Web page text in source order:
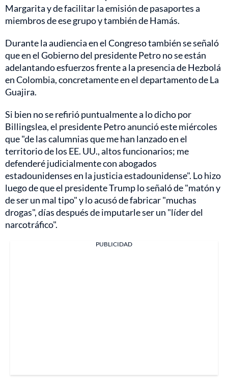
Margarita y de facilitar la emisión de pasaportes a
miembros de ese grupo y también de Hamás.
Durante la audiencia en el Congreso también se señaló
que en el Gobierno del presidente Petro no se están
adelantando esfuerzos frente a la presencia de Hezbolá
en Colombia, concretamente en el departamento de La
Guajira.
Si bien no se refirió puntualmente a lo dicho por
Billingslea, el presidente Petro anunció este miércoles
que "de las calumnias que me han lanzado en el
territorio de los EE. UU., altos funcionarios; me
defenderé judicialmente con abogados
estadounidenses en la justicia estadounidense". Lo hizo
luego de que el presidente Trump lo señaló de "matón y
de ser un mal tipo" y lo acusó de fabricar "muchas
drogas", días después de imputarle ser un "líder del
narcotráfico".
PUBLICIDAD